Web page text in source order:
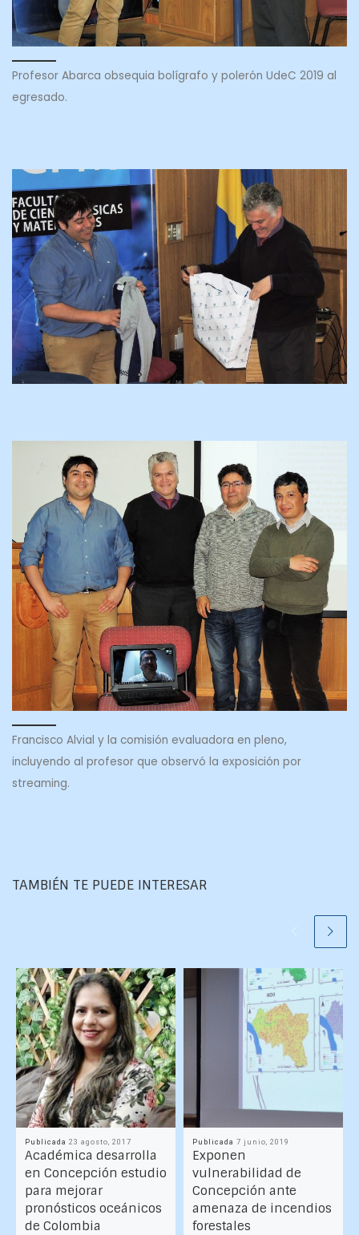
Profesor Abarca obsequia bolígrafo y polerón UdeC 2019 al
egresado.
Francisco Alvial y la comisión evaluadora en pleno,
incluyendo al profesor que observó la exposición por
streaming.
TAMBIÉN TE PUEDE INTERESAR
Publicada 23 agosto, 2017
Académica desarrolla
en Concepción estudio
para mejorar
pronósticos oceánicos
de Colombia
Publicada 7 junio, 2019
Exponen
vulnerabilidad de
Concepción ante
amenaza de incendios
forestales